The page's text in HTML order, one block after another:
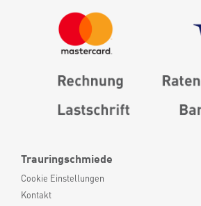
Trauringschmiede
Cookie Einstellungen
Kontakt